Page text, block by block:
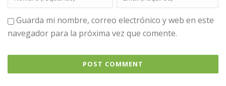
Guarda mi nombre, correo electrónico y web en este
navegador para la próxima vez que comente.